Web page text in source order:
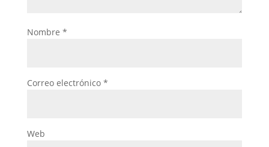
Nombre *
Correo electrónico *
Web